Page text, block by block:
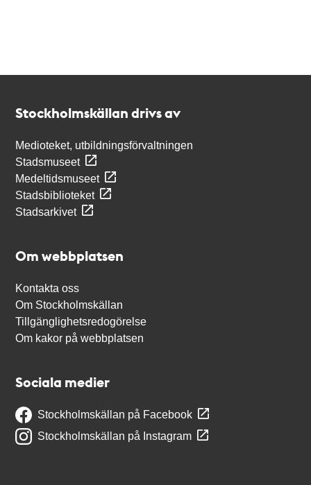
Stockholmskällan drivs av
Medioteket, utbildningsförvaltningen
Stadsmuseet
Medeltidsmuseet
Stadsbiblioteket
Stadsarkivet
Om webbplatsen
Kontakta oss
Om Stockholmskällan
Tillgänglighetsredogörelse
Om kakor på webbplatsen
Sociala medier
Stockholmskällan på Facebook
Stockholmskällan på Instagram